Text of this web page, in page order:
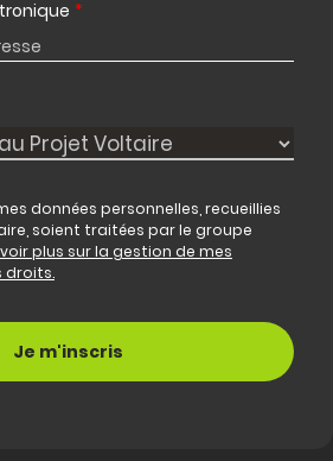
*
données personnelles, recueillies
soient traitées par le groupe
plus sur la gestion de mes
droits.